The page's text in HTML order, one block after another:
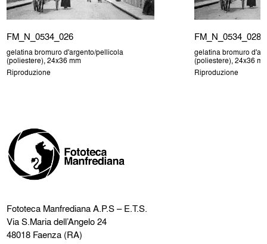
FM_N_0534_026
gelatina bromuro d'argento/pellicola
(poliestere), 24x36 mm
Riproduzione
FM_N_0534_028
gelatina bromuro
(poliestere), 24x36
Riproduzione
Fototeca ManfredianaA.P.S – E.T.S.
Via S.Maria dell’Angelo 24
48018 Faenza (RA)